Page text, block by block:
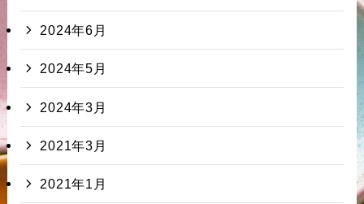
2024年6月
2024年5月
2024年3月
2021年3月
2021年1月